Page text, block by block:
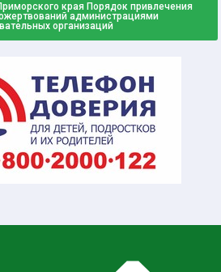
края Порядок привлечения
администрациями
организаций